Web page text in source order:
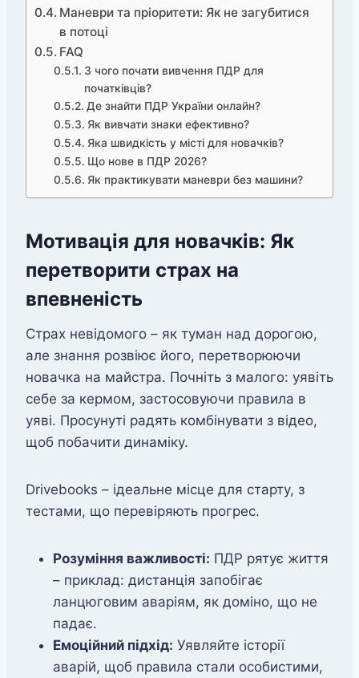
Маневри та пріоритети: Як не загубитися
в потоці
FAQ
З чого почати вивчення ПДР для
початківців?
Де знайти ПДР України онлайн?
Як вивчати знаки ефективно?
Яка швидкість у місті для новачків?
Що нове в ПДР 2026?
Як практикувати маневри без машини?
Мотивація для новачків: Як
перетворити страх на
впевненість
Страх невідомого – як туман над дорогою,
але знання розвіює його, перетворюючи
новачка на майстра. Почніть з малого: уявіть
себе за кермом, застосовуючи правила в
уяві. Просунуті радять комбінувати з відео,
щоб побачити динаміку.
Drivebooks – ідеальне місце для старту, з
тестами, що перевіряють прогрес.
Розуміння важливості: ПДР рятує життя
– приклад: дистанція запобігає
ланцюговим аваріям, як доміно, що не
падає.
Емоційний підхід: Уявляйте історії
аварій, щоб правила стали особистими,